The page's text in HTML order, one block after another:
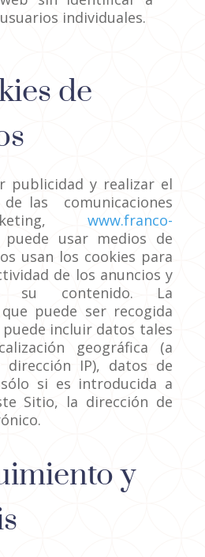
usuarios individuales.
de
publicidad y realizar el
de las comunicaciones
www.franco-
puede usar medios de
usan los cookies para
de los anuncios y
su contenido. La
puede ser recogida
incluir datos tales
geográfica (a
IP), datos de
si es introducida a
Sitio, la dirección de
y